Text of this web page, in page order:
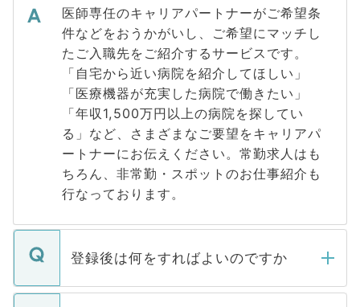
医師専任のキャリアパートナーがご希望条
件などをおうかがいし、ご希望にマッチし
たご入職先をご紹介するサービスです。
「自宅から近い病院を紹介してほしい」
「医療機器が充実した病院で働きたい」
「年収1,500万円以上の病院を探してい
る」など、さまざまなご要望をキャリアパ
ートナーにお伝えください。常勤求人はも
ちろん、非常勤・スポットのお仕事紹介も
行なっております。
登録後は何をすればよいのですか
ご登録いただきましたら、弊社担当者がご